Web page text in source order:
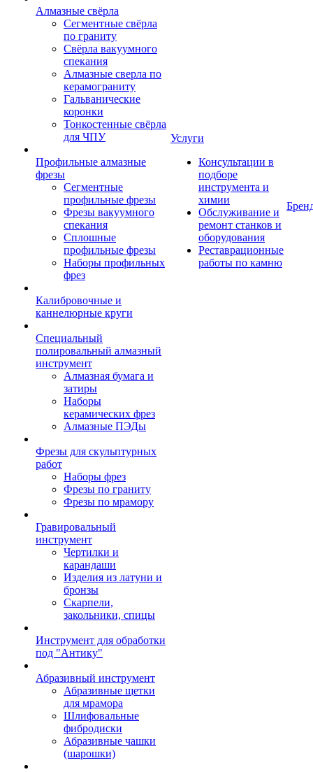
Алмазные свёрла
Сегментные свёрла
по граниту
Свёрла вакуумного
спекания
Алмазные сверла по
керамограниту
Гальванические
коронки
Тонкостенные свёрла
для ЧПУ
Профильные алмазные
фрезы
Сегментные
профильные фрезы
Фрезы вакуумного
спекания
Сплошные
профильные фрезы
Наборы профильных
фрез
Калибровочные и
каннелюрные круги
Специальный
полировальный алмазный
инструмент
Алмазная бумага и
затиры
Наборы
керамических фрез
Алмазные ПЭДы
Фрезы для скульптурных
работ
Наборы фрез
Фрезы по граниту
Фрезы по мрамору
Гравировальный
инструмент
Чертилки и
карандаши
Изделия из латуни и
бронзы
Скарпели,
закольники, спицы
Инструмент для обработки
под "Антику"
Абразивный инструмент
Абразивные щетки
для мрамора
Шлифовальные
фибродиски
Абразивные чашки
(шарошки)
Услуги
Консультации в
подборе
инструмента и
химии
Обслуживание и
ремонт станков и
оборудования
Реставрационные
работы по камню